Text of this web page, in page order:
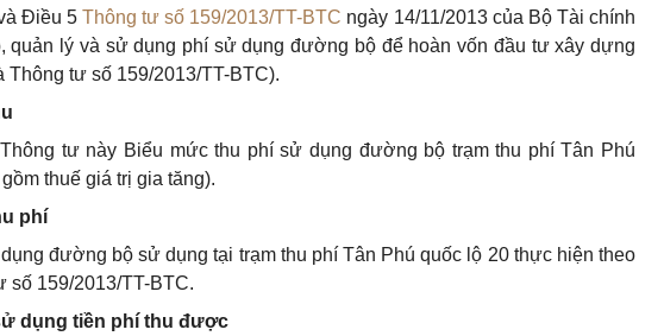
Điều 5Thông tư số 159/2013/TT-BTC ngày 14/11/2013 của Bộ Tài chính
quản lý và sử dụng phí sử dụng đường bộ để hoàn vốn đầu tư xây dựng
tư số 159/2013/TT-BTC).
tư này Biểu mức thu phí sử dụng đường bộ trạm thu phí Tân Phú
thuế giá trị gia tăng).
phí
đường bộ sử dụng tại trạm thu phí Tân Phú quốc lộ 20 thực hiện theo
số 159/2013/TT-BTC.
dụng tiền phí thu được